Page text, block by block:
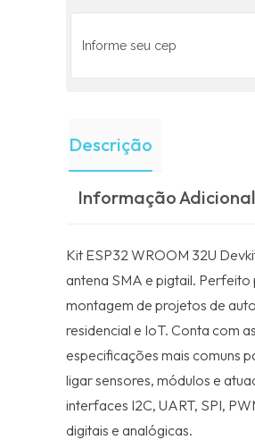
Descrição
Informação Adicional
Kit ESP32 WROOM 32U
antena SMA e pigtail. Perfeito
montagem de projetos de
residencial e IoT. Conta com as
especificações mais comuns
ligar sensores, módulos e
interfaces I2C, UART, SPI,
digitais e analógicas.